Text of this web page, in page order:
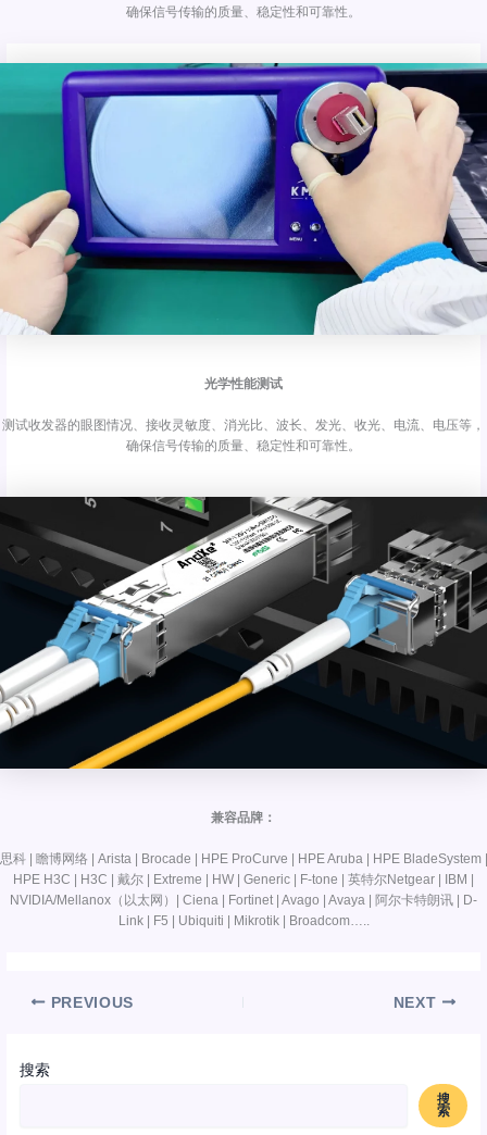
搜索
搜
索
确保信号传输的质量、稳定性和可靠性。
光学性能测试
测试收发器的眼图情况、接收灵敏度、消光比、波长、发光、收光、电流、电压等，
确保信号传输的质量、稳定性和可靠性。
兼容品牌：
思科 | 瞻博网络 | Arista | Brocade | HPE ProCurve | HPE Aruba | HPE BladeSystem |
HPE H3C | H3C | 戴尔 | Extreme | HW | Generic | F-tone | 英特尔Netgear | IBM |
NVIDIA/Mellanox（以太网）| Ciena | Fortinet | Avago | Avaya | 阿尔卡特朗讯 | D-
Link | F5 | Ubiquiti | Mikrotik | Broadcom…..
PREVIOUS NEXT